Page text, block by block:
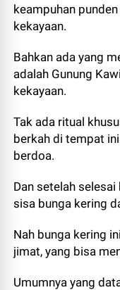
keampuhan
kekayaan.
Bahkan ada yang
adalah Gunung
kekayaan.
Tak ada ritual
berkah di tempat
berdoa.
Dan setelah
sisa bunga kering
Nah bunga kering
jimat, yang bisa
Umumnya yang